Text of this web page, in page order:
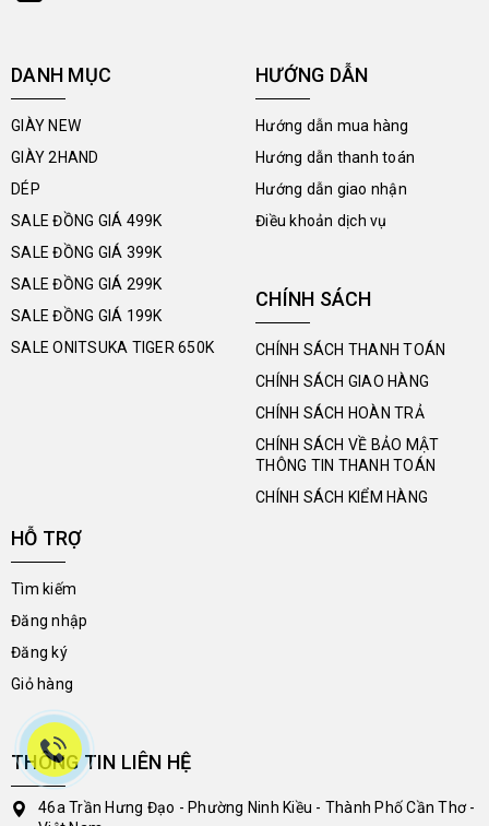
DANH MỤC
GIÀY NEW
GIÀY 2HAND
DÉP
SALE ĐỒNG GIÁ 499K
SALE ĐỒNG GIÁ 399K
SALE ĐỒNG GIÁ 299K
SALE ĐỒNG GIÁ 199K
SALE ONITSUKA TIGER 650K
HƯỚNG DẪN
Hướng dẫn mua hàng
Hướng dẫn thanh toán
Hướng dẫn giao nhận
Điều khoản dịch vụ
CHÍNH SÁCH
CHÍNH SÁCH THANH TOÁN
CHÍNH SÁCH GIAO HÀNG
CHÍNH SÁCH HOÀN TRẢ
CHÍNH SÁCH VỀ BẢO MẬT
THÔNG TIN THANH TOÁN
CHÍNH SÁCH KIỂM HÀNG
HỖ TRỢ
Tìm kiếm
Đăng nhập
Đăng ký
Giỏ hàng
THÔNG TIN LIÊN HỆ
46a Trần Hưng Đạo - Phường Ninh Kiều - Thành Phố Cần Thơ -